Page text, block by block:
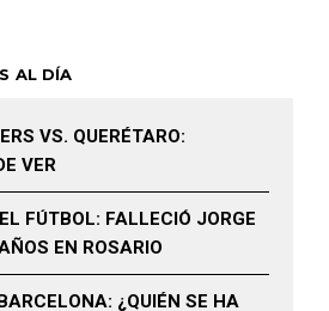
AL DÍA
VS. QUERÉTARO:
VER
FÚTBOL: FALLECIÓ JORGE
EN ROSARIO
¿QUIÉN SE HA